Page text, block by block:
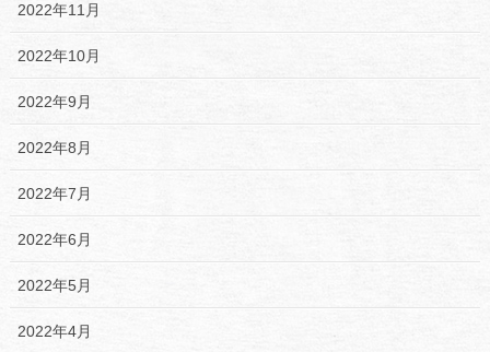
2022年11月
2022年10月
2022年9月
2022年8月
2022年7月
2022年6月
2022年5月
2022年4月